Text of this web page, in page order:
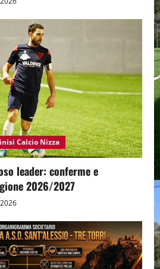
Calcio Nizza
leader: conferme e
2026/2027